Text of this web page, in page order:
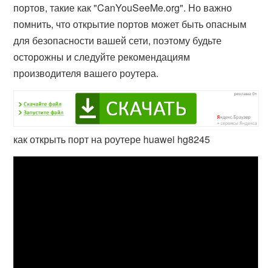
портов, такие как "CanYouSeeMe.org". Но важно
помнить, что открытие портов может быть опасным
для безопасности вашей сети, поэтому будьте
осторожны и следуйте рекомендациям
производителя вашего роутера.
как открыть порт на роутере huawei hg8245